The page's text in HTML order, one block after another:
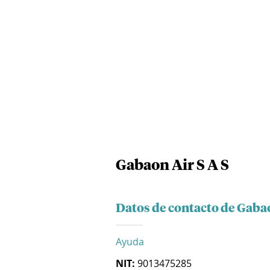
Gabaon Air S A S
Datos de contacto de
Ayuda
NIT: 9013475285